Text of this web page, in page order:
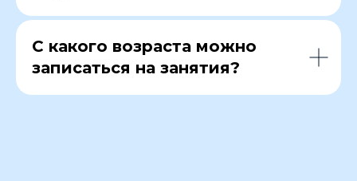
С какого возраста можно
записаться на занятия?